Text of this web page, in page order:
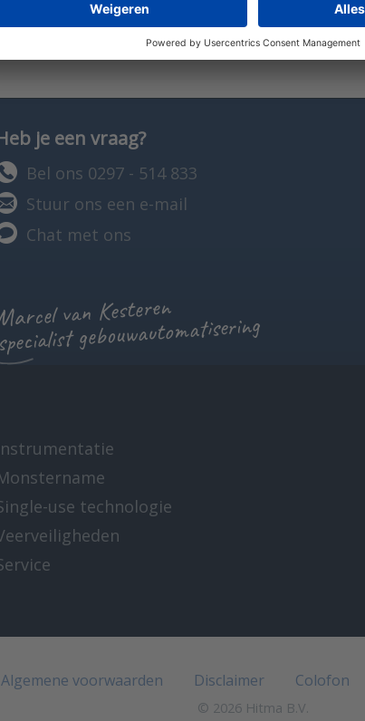
deeltjes worden gedetecteerd via de
je een vraag?
Bel ons 0297 - 514 833
Stuur ons een e-mail
Chat met ons
van Kesteren
gebouwautomatisering
use technologie
Algemene voorwaarden Disclaimer Colofon
© 2026 Hitma B.V.